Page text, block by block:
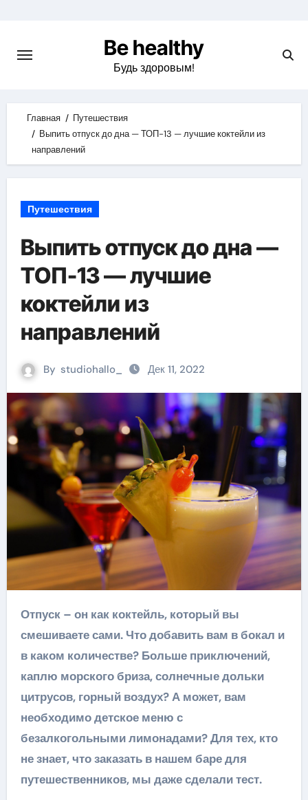
content
Be healthy
Будь здоровым!
Главная
Путешествия
Выпить отпуск до дна — ТОП-13 — лучшие коктейли из
направлений
Путешествия
Выпить отпуск до дна —
ТОП-13 — лучшие
коктейли из
направлений
By studiohallo_ Дек 11, 2022
Отпуск – он как коктейль, который вы
смешиваете сами. Что добавить вам в бокал и
в каком количестве? Больше приключений,
каплю морского бриза, солнечные дольки
цитрусов, горный воздух? А может, вам
необходимо детское меню с
безалкогольными лимонадами? Для тех, кто
не знает, что заказать в нашем баре для
путешественников, мы даже сделали тест.